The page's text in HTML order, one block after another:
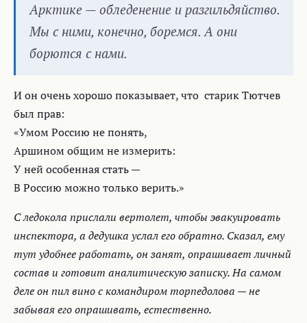
Арктике — обледенение и разгильдяйство.
Мы с ними, конечно, боремся. А они
борются с нами.
И он очень хорошо показывает, что старик Тютчев
был прав:
«Умом Россию не понять,
Аршином общим не измерить:
У ней особенная стать —
В Россию можно только верить.»
С ледокола прислали вертолет, чтобы эвакуировать
инспектора, а дедушка услал его обратно. Сказал, ему
тут удобнее работать, он занят, опрашивает личный
состав и готовит аналитическую записку. На самом
деле он пил вино с командиром торпедолова — не
забывая его опрашивать, естественно.